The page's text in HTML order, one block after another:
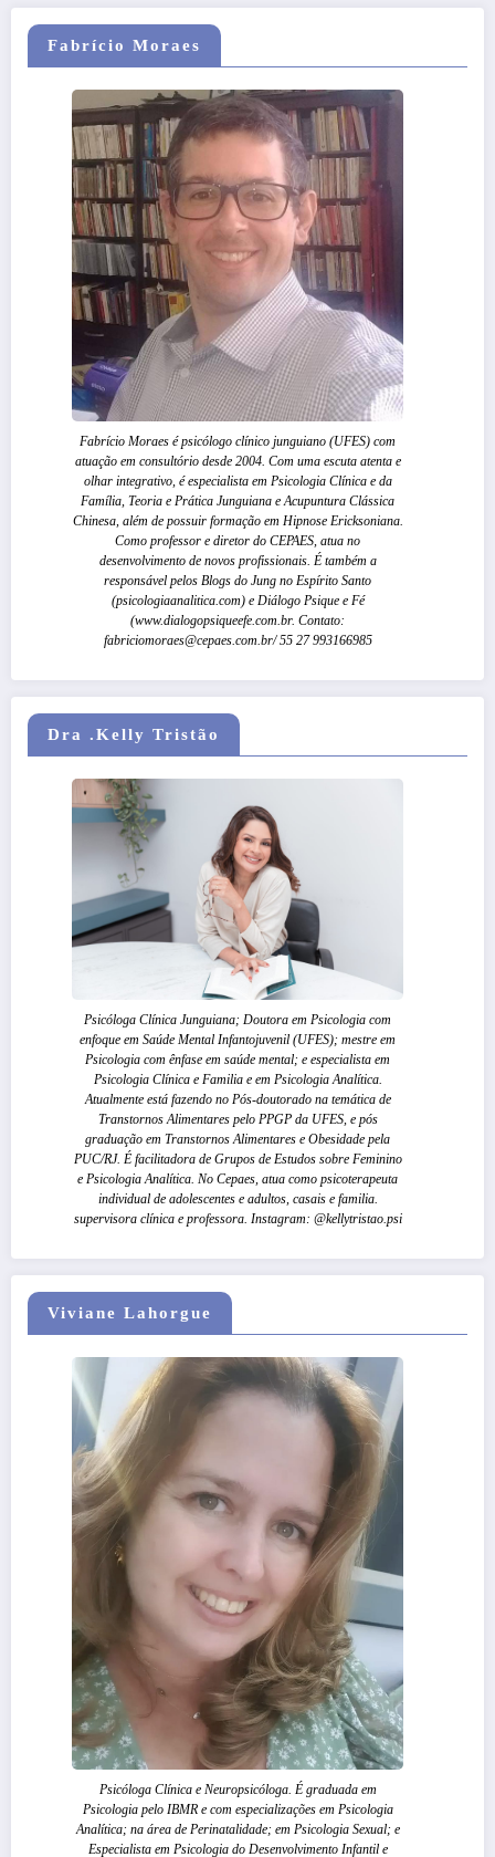
Fabrício Moraes
Fabrício Moraes é psicólogo clínico junguiano (UFES) com
atuação em consultório desde 2004. Com uma escuta atenta e
olhar integrativo, é especialista em Psicologia Clínica e da
Família, Teoria e Prática Junguiana e Acupuntura Clássica
Chinesa, além de possuir formação em Hipnose Ericksoniana.
Como professor e diretor do CEPAES, atua no
desenvolvimento de novos profissionais. É também a
responsável pelos Blogs do Jung no Espírito Santo
(psicologiaanalitica.com) e Diálogo Psique e Fé
(www.dialogopsiqueefe.com.br. Contato:
fabriciomoraes@cepaes.com.br/ 55 27 993166985
Dra .Kelly Tristão
Psicóloga Clínica Junguiana; Doutora em Psicologia com
enfoque em Saúde Mental Infantojuvenil (UFES); mestre em
Psicologia com ênfase em saúde mental; e especialista em
Psicologia Clínica e Familia e em Psicologia Analítica.
Atualmente está fazendo no Pós-doutorado na temática de
Transtornos Alimentares pelo PPGP da UFES, e pós
graduação em Transtornos Alimentares e Obesidade pela
PUC/RJ. É facilitadora de Grupos de Estudos sobre Feminino
e Psicologia Analítica. No Cepaes, atua como psicoterapeuta
individual de adolescentes e adultos, casais e familia.
supervisora clínica e professora. Instagram: @kellytristao.psi
Viviane Lahorgue
Psicóloga Clínica e Neuropsicóloga. É graduada em
Psicologia pelo IBMR e com especializações em Psicologia
Analítica; na área de Perinatalidade; em Psicologia Sexual; e
Especialista em Psicologia do Desenvolvimento Infantil e